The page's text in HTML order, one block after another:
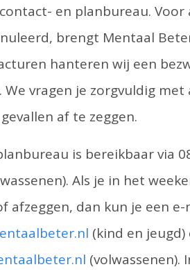
en planbureau.
brengt Mentaal
hanteren wij een
vragen je zorgvuldig
af te zeggen.
is bereikbaar via
Als je in het
afzeggen, dan kun je een
(kind en jeugd)
(volwassenen).